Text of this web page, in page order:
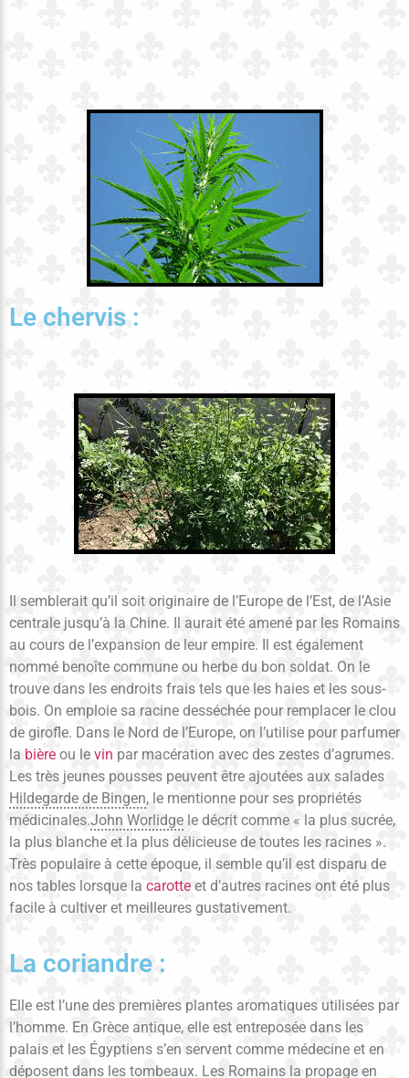
Le chervis :
Il semblerait qu’il soit originaire de l’Europe de l’Est, de l’Asie
centrale jusqu’à la Chine. Il aurait été amené par les Romains
au cours de l’expansion de leur empire. Il est également
nommé benoîte commune ou herbe du bon soldat. On le
trouve dans les endroits frais tels que les haies et les sous-
bois. On emploie sa racine desséchée pour remplacer le clou
de girofle. Dans le Nord de l’Europe, on l’utilise pour parfumer
la bière ou le vin par macération avec des zestes d’agrumes.
Les très jeunes pousses peuvent être ajoutées aux salades
Hildegarde de Bingen, le mentionne pour ses propriétés
médicinales.John Worlidge le décrit comme « la plus sucrée,
la plus blanche et la plus délicieuse de toutes les racines ».
Très populaire à cette époque, il semble qu’il est disparu de
nos tables lorsque la carotte et d’autres racines ont été plus
facile à cultiver et meilleures gustativement.
La coriandre :
Elle est l’une des premières plantes aromatiques utilisées par
l’homme. En Grèce antique, elle est entreposée dans les
palais et les Égyptiens s’en servent comme médecine et en
déposent dans les tombeaux. Les Romains la propage en